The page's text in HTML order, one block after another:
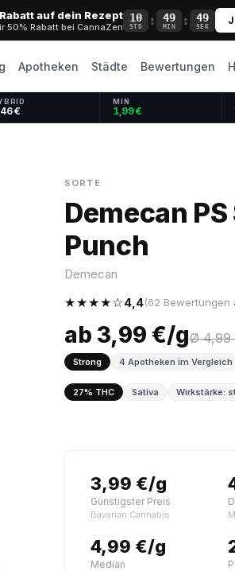
auf dein Rezept
50% Rabatt bei CannaZen
10
STD : 49
MIN : 48
SEK
Apotheken Städte Bewertungen
€
MIN
1,99 €
SORTE
Demecan
Punch
Demecan
★★★★☆4,4(62 Bewertungen
ab 3,99 €/gØ 4,99
Strong
4 Apotheken im Vergleich
27% THC Sativa Wirkstärke:
3,99 €/g
Günstigster Preis
Bavarian Cannabis
4,99 €/g
Median